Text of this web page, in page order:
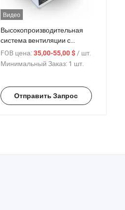
Видео
Высокопроизводительная
система вентиляции с
подачей воздуха,
потолочный тип,
FOB цена: 35,00-55,00 $ / шт.
Минимальный Заказ: 1 шт.
Отправить Запрос